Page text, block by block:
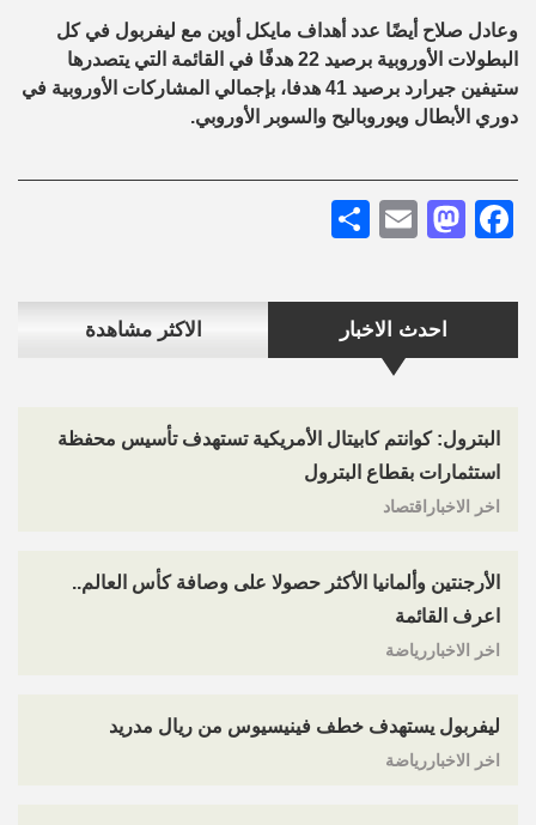
احدث الاخبار الاكثر مشاهدة
البترول: كوانتم كابيتال الأمريكية تستهدف تأسيس محفظة
استثمارات بقطاع البترول
اخر الاخباراقتصاد
الأرجنتين وألمانيا الأكثر حصولا على وصافة كأس العالم..
اعرف القائمة
اخر الاخباررياضة
ليفربول يستهدف خطف فينيسيوس من ريال مدريد
اخر الاخباررياضة
وعادل صلاح أيضًا عدد أهداف مايكل أوين مع ليفربول في كل
البطولات الأوروبية برصيد 22 هدفًا في القائمة التي يتصدرها
ستيفين جيرارد برصيد 41 هدفا، بإجمالي المشاركات الأوروبية في
دوري الأبطال ويوروباليح والسوبر الأوروبي.
Facebook
Mastodon
Email